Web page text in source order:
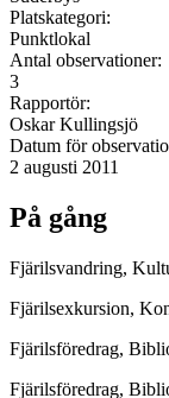
Platskategori:
Punktlokal
Antal observationer:
3
Rapportör:
Oskar Kullingsjö
Datum för
2 augusti 2011
På gång
Fjärilsvandring,
Fjärilsexkursion,
Fjärilsföredrag,
Fjärilsföredrag,